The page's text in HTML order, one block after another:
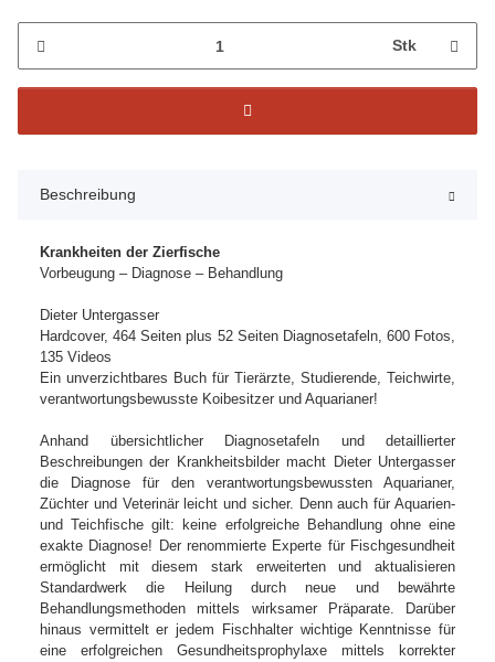
Stk
Beschreibung
Krankheiten der Zierfische
Vorbeugung – Diagnose – Behandlung
Dieter Untergasser
Hardcover, 464 Seiten plus 52 Seiten Diagnosetafeln, 600 Fotos,
135 Videos
Ein unverzichtbares Buch für Tierärzte, Studierende, Teichwirte,
verantwortungsbewusste Koibesitzer und Aquarianer!
Anhand übersichtlicher Diagnosetafeln und detaillierter
Beschreibungen der Krankheitsbilder macht Dieter Untergasser
die Diagnose für den verantwortungsbewussten Aquarianer,
Züchter und Veterinär leicht und sicher. Denn auch für Aquarien-
und Teichfische gilt: keine erfolgreiche Behandlung ohne eine
exakte Diagnose! Der renommierte Experte für Fischgesundheit
ermöglicht mit diesem stark erweiterten und aktualisieren
Standardwerk die Heilung durch neue und bewährte
Behandlungsmethoden mittels wirksamer Präparate. Darüber
hinaus vermittelt er jedem Fischhalter wichtige Kenntnisse für
eine erfolgreichen Gesundheitsprophylaxe mittels korrekter